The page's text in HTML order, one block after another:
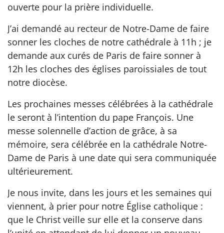
ouverte pour la prière individuelle.
J’ai demandé au recteur de Notre-Dame de faire
sonner les cloches de notre cathédrale à 11h ; je
demande aux curés de Paris de faire sonner à
12h les cloches des églises paroissiales de tout
notre diocèse.
Les prochaines messes célébrées à la cathédrale
le seront à l’intention du pape François. Une
messe solennelle d’action de grâce, à sa
mémoire, sera célébrée en la cathédrale Notre-
Dame de Paris à une date qui sera communiquée
ultérieurement.
Je nous invite, dans les jours et les semaines qui
viennent, à prier pour notre Église catholique :
que le Christ veille sur elle et la conserve dans